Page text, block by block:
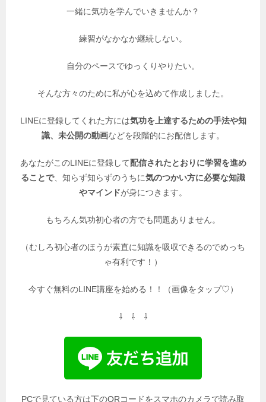
一緒に気功を学んでいきませんか？
練習がなかなか継続しない。
自分のペースでゆっくりやりたい。
そんな方々のために私が心を込めて作成しました。
LINEに登録してくれた方には気功を上達するための手法や知
識、未公開の動画などを段階的にお配信します。
あなたがこのLINEに登録して配信されたとおりに学習を進め
ることで、知らず知らずのうちに気のつかい方に必要な知識
やマインドが身につきます。
もちろん気功初心者の方でも問題ありません。
（むしろ初心者のほうが素直に知識を吸収できるのでめっち
ゃ有利です！）
今すぐ無料のLINE講座を始める！！（画像をタップ♡）
⇩ ⇩ ⇩
PCで見ている方は下のQRコードをスマホのカメラで読み取